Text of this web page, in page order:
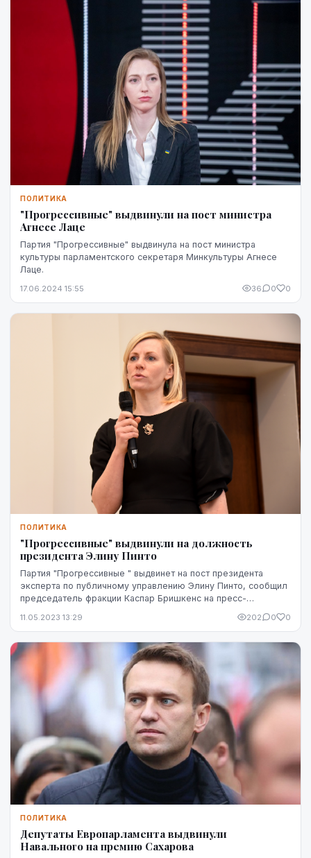
ПОЛИТИКА
"Прогрессивные" выдвинули на пост министра
Агнесе Лаце
Партия "Прогрессивные" выдвинула на пост министра
культуры парламентского секретаря Минкультуры Агнесе
Лаце.
17.06.2024 15:55 36 0 0
ПОЛИТИКА
"Прогрессивные" выдвинули на должность
президента Элину Пинто
Партия "Прогрессивные " выдвинет на пост президента
эксперта по публичному управлению Элину Пинто, сообщил
председатель фракции Каспар Бришкенс на пресс-
11.05.2023 13:29 202 0 0
ПОЛИТИКА
Депутаты Европарламента выдвинули
Навального на премию Сахарова